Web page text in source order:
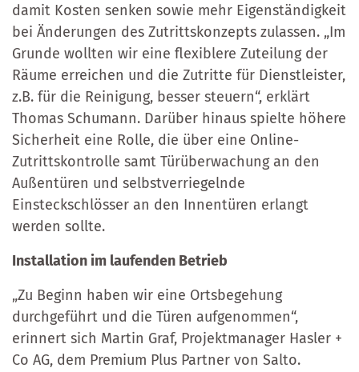
damit Kosten senken sowie mehr Eigenständigkeit
bei Änderungen des Zutrittskonzepts zulassen. „Im
Grunde wollten wir eine flexiblere Zuteilung der
Räume erreichen und die Zutritte für Dienstleister,
z.B. für die Reinigung, besser steuern“, erklärt
Thomas Schumann. Darüber hinaus spielte höhere
Sicherheit eine Rolle, die über eine Online-
Zutrittskontrolle samt Türüberwachung an den
Außentüren und selbstverriegelnde
Einsteckschlösser an den Innentüren erlangt
werden sollte.
Installation im laufenden Betrieb
„Zu Beginn haben wir eine Ortsbegehung
durchgeführt und die Türen aufgenommen“,
erinnert sich Martin Graf, Projektmanager Hasler +
Co AG, dem Premium Plus Partner von Salto.